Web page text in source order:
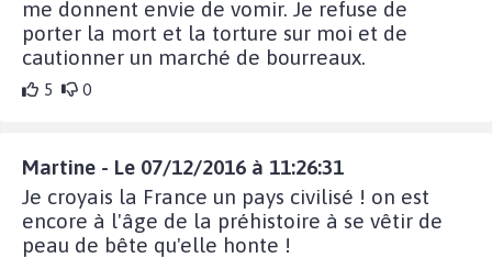
me donnent envie de vomir. Je refuse de
porter la mort et la torture sur moi et de
cautionner un marché de bourreaux.
5 0
Martine - Le 07/12/2016 à 11:26:31
Je croyais la France un pays civilisé ! on est
encore à l'âge de la préhistoire à se vêtir de
peau de bête qu'elle honte !